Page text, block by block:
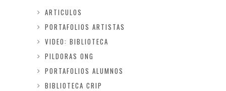
ARTICULOS
PORTAFOLIOS ARTISTAS
VIDEO: BIBLIOTECA
PILDORAS ONG
PORTAFOLIOS ALUMNOS
BIBLIOTECA CRIP